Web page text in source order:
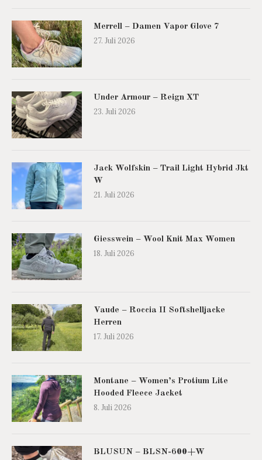
Merrell – Damen Vapor Glove 7
27. Juli 2026
Under Armour – Reign XT
23. Juli 2026
Jack Wolfskin – Trail Light Hybrid Jkt
W
21. Juli 2026
Giesswein – Wool Knit Max Women
18. Juli 2026
Vaude – Roccia II Softshelljacke
Herren
17. Juli 2026
Montane – Women’s Protium Lite
Hooded Fleece Jacket
8. Juli 2026
BLUSUN – BLSN-600+W